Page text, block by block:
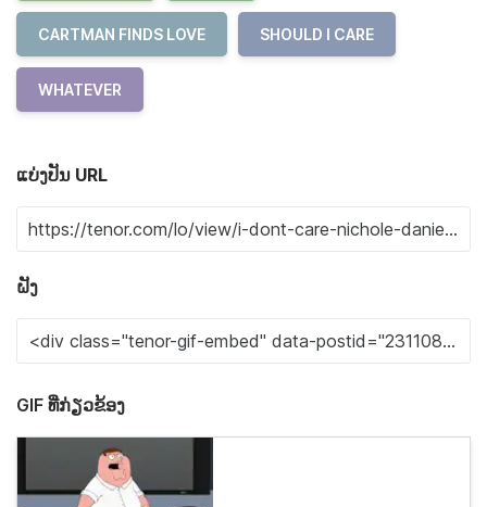
CARTMAN FINDS LOVE SHOULD I CARE
WHATEVER
ແບ່ງປັນ URL
ຝັງ
GIF ທີ່ກ່ຽວຂ້ອງ